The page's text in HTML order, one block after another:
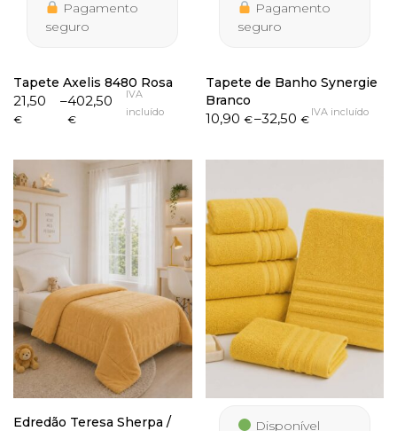
Pagamento
seguro
Tapete Axelis 8480 Rosa
21,50
€
–402,50
€
Price
range:
402,50 €
IVA
incluído
Pagamento
seguro
Tapete de Banho Synergie
Branco
10,90 €–32,50 €
Price
IVA incluído
Edredão Teresa Sherpa / Disponível